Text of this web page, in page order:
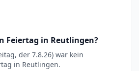
Feiertag in Reutlingen?
der 7.8.26) war kein
in Reutlingen.